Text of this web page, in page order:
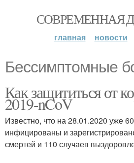
СОВРЕМЕННАЯ
главная новости
Бессимптомные
Как защититься от
2019-nCoV
Известно, что на 28.01.2020 уже
инфицированы и
смертей и 110 случаев